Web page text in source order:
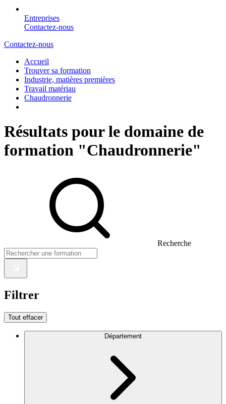
Entreprises
Contactez-nous
Contactez-nous
Accueil
Trouver sa formation
Industrie, matières premières
Travail matériau
Chaudronnerie
Résultats pour le domaine de
formation "Chaudronnerie"
Recherche
Filtrer
Tout effacer
Département